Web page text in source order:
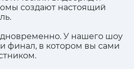
создают настоящий
У нашего шоу
финал, в котором вы сами